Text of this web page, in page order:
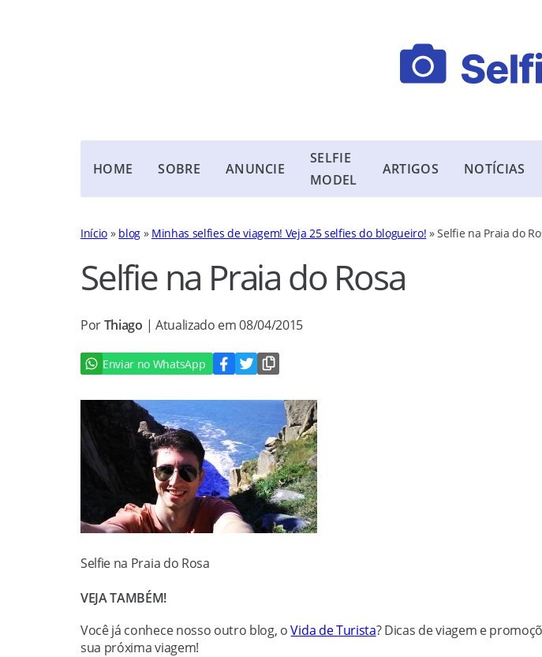
HOME SOBRE ANUNCIE
SELFIE
MODEL
ARTIGOS NOTÍCIAS
Início » blog» Minhas selfies de viagem! Veja 25 selfies do blogueiro! »Selfie na Praia do
Selfie na Praia do Rosa
PorThiago | Atualizado em 08/04/2015
Enviar no WhatsApp
Selfie na Praia do Rosa
VEJA TAMBÉM!
Você já conhece nosso outro blog, oVida de Turista? Dicas de viagem e
sua próxima viagem!